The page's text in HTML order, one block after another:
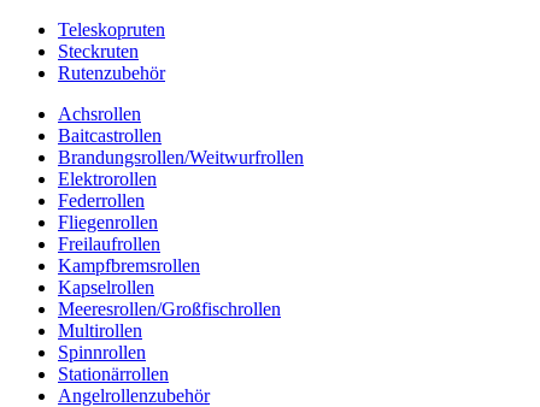
Teleskopruten
Steckruten
Rutenzubehör
Achsrollen
Baitcastrollen
Brandungsrollen/Weitwurfrollen
Elektrorollen
Federrollen
Fliegenrollen
Freilaufrollen
Kampfbremsrollen
Kapselrollen
Meeresrollen/Großfischrollen
Multirollen
Spinnrollen
Stationärrollen
Angelrollenzubehör